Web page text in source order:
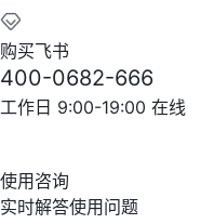
购买飞书
400-0682-666
工作日 9:00-19:00 在线
使用咨询
实时解答使用问题